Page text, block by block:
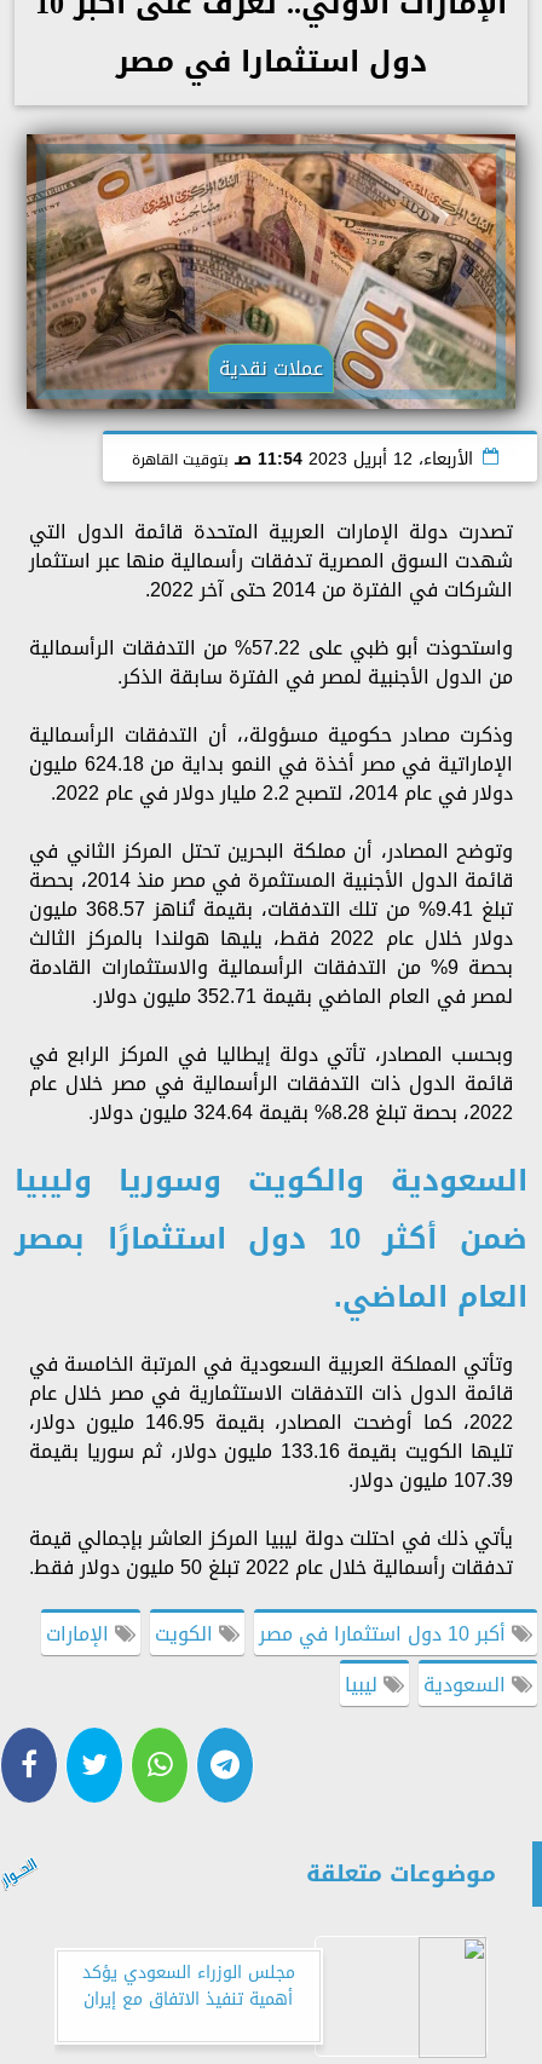
دول استثمارا في مصر
عملات نقدية
الأربعاء، 12 أبريل 2023 11:54 صـ بتوقيت القاهرة
تصدرت دولة الإمارات العربية المتحدة قائمة الدول التي
شهدت السوق المصرية تدفقات رأسمالية منها عبر استثمار
الشركات في الفترة من 2014 حتى آخر 2022.
واستحوذت أبو ظبي على 57.22% من التدفقات الرأسمالية
من الدول الأجنبية لمصر في الفترة سابقة الذكر.
وذكرت مصادر حكومية مسؤولة،، أن التدفقات الرأسمالية
الإماراتية في مصر أخذة في النمو بداية من 624.18 مليون
دولار في عام 2014، لتصبح 2.2 مليار دولار في عام 2022.
وتوضح المصادر، أن مملكة البحرين تحتل المركز الثاني في
قائمة الدول الأجنبية المستثمرة في مصر منذ 2014، بحصة
تبلغ 9.41% من تلك التدفقات، بقيمة تُناهز 368.57 مليون
دولار خلال عام 2022 فقط، يليها هولندا بالمركز الثالث
بحصة 9% من التدفقات الرأسمالية والاستثمارات القادمة
لمصر في العام الماضي بقيمة 352.71 مليون دولار.
وبحسب المصادر، تأتي دولة إيطاليا في المركز الرابع في
قائمة الدول ذات التدفقات الرأسمالية في مصر خلال عام
2022، بحصة تبلغ 8.28% بقيمة 324.64 مليون دولار.
السعودية والكويت وسوريا وليبيا
ضمن أكثر 10 دول استثمارًا بمصر
العام الماضي.
وتأتي المملكة العربية السعودية في المرتبة الخامسة في
قائمة الدول ذات التدفقات الاستثمارية في مصر خلال عام
2022، كما أوضحت المصادر، بقيمة 146.95 مليون دولار،
تليها الكويت بقيمة 133.16 مليون دولار، ثم سوريا بقيمة
107.39 مليون دولار.
يأتي ذلك في احتلت دولة ليبيا المركز العاشر بإجمالي قيمة
تدفقات رأسمالية خلال عام 2022 تبلغ 50 مليون دولار فقط.
أكبر 10 دول استثمارا في مصر
الكويت
الإمارات
السعودية
ليبيا
موضوعات متعلقة
مجلس الوزراء السعودي يؤكد
أهمية تنفيذ الاتفاق مع إيران